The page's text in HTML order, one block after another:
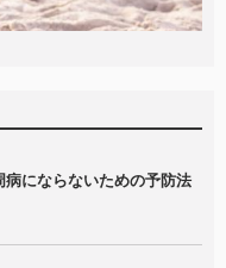
にならないための予防法